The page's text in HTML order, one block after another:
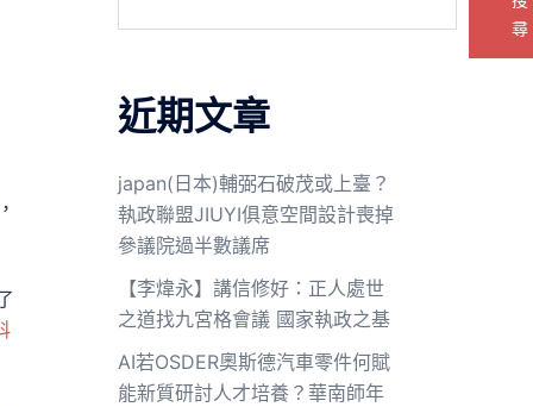
尋
近期文章
japan(日本)輔弼石破茂或上臺？
執政聯盟JIUYI俱意空間設計喪掉
參議院過半數議席
【李煒永】講信修好：正人處世
之道找九宮格會議 國家執政之基
AI若OSDER奧斯德汽車零件何賦
能新質研討人才培養？華南師年